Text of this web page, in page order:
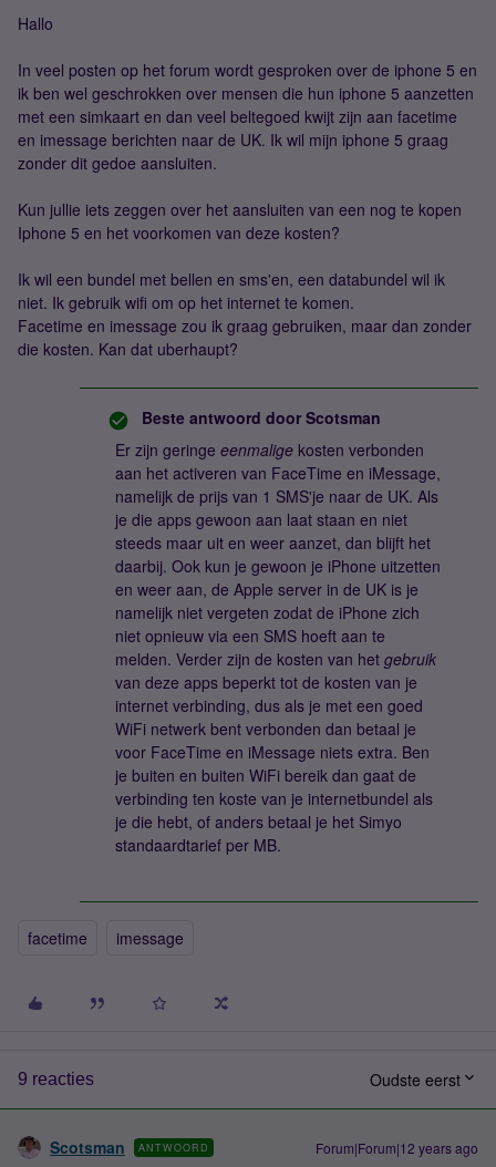
Hallo
In veel posten op het forum wordt gesproken over de iphone 5 en
ik ben wel geschrokken over mensen die hun iphone 5 aanzetten
met een simkaart en dan veel beltegoed kwijt zijn aan facetime
en imessage berichten naar de UK. Ik wil mijn iphone 5 graag
zonder dit gedoe aansluiten.
Kun jullie iets zeggen over het aansluiten van een nog te kopen
Iphone 5 en het voorkomen van deze kosten?
Ik wil een bundel met bellen en sms'en, een databundel wil ik
niet. Ik gebruik wifi om op het internet te komen.
Facetime en imessage zou ik graag gebruiken, maar dan zonder
die kosten. Kan dat uberhaupt?
Beste antwoord door Scotsman
Er zijn geringe eenmalige kosten verbonden
aan het activeren van FaceTime en iMessage,
namelijk de prijs van 1 SMS'je naar de UK. Als
je die apps gewoon aan laat staan en niet
steeds maar uit en weer aanzet, dan blijft het
daarbij. Ook kun je gewoon je iPhone uitzetten
en weer aan, de Apple server in de UK is je
namelijk niet vergeten zodat de iPhone zich
niet opnieuw via een SMS hoeft aan te
melden. Verder zijn de kosten van het gebruik
van deze apps beperkt tot de kosten van je
internet verbinding, dus als je met een goed
WiFi netwerk bent verbonden dan betaal je
voor FaceTime en iMessage niets extra. Ben
je buiten en buiten WiFi bereik dan gaat de
verbinding ten koste van je internetbundel als
je die hebt, of anders betaal je het Simyo
standaardtarief per MB.
facetime imessage
9 reacties Oudste eerst
Scotsman ANTWOORD Forum|Forum|12 years ago